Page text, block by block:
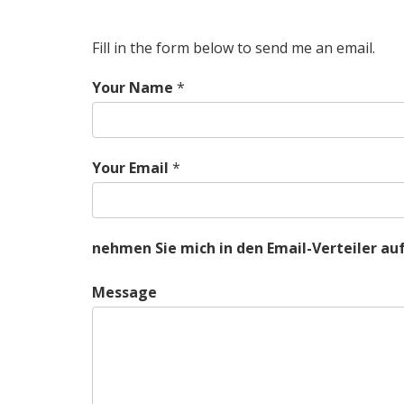
Fill in the form below to send me an email.
Your Name *
Your Email *
nehmen Sie mich in den Email-Verteiler
Message